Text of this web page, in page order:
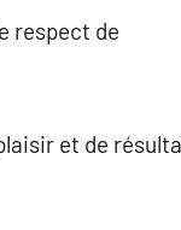
respect de
et de